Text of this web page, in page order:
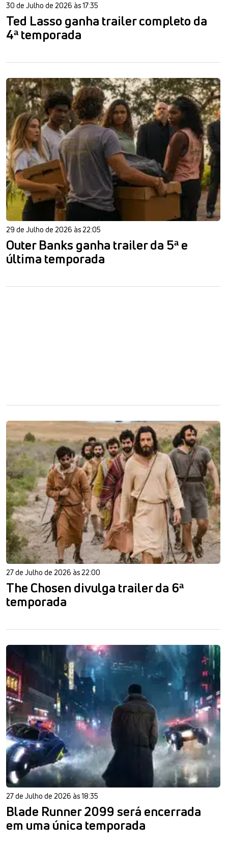
30 de Julho de 2026 às 17:35
Ted Lasso ganha trailer completo da
4ª temporada
29 de Julho de 2026 às 22:05
Outer Banks ganha trailer da 5ª e
última temporada
27 de Julho de 2026 às 22:00
The Chosen divulga trailer da 6ª
temporada
27 de Julho de 2026 às 18:35
Blade Runner 2099 será encerrada
em uma única temporada